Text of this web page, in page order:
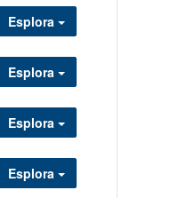
Esplora
Esplora
Esplora
Esplora